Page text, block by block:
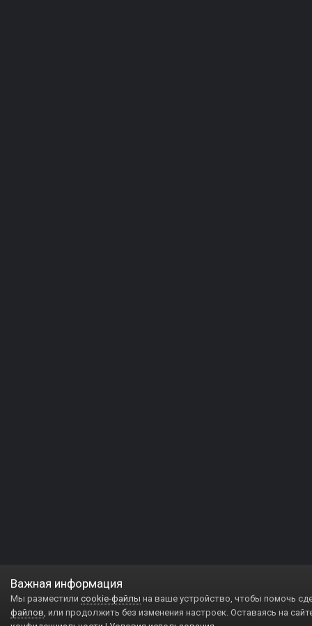
Важная информация
Мы разместили cookie-файлы на ваше устройство, чтобы помочь
файлов, или продолжить без изменения настроек. Оставаясь на